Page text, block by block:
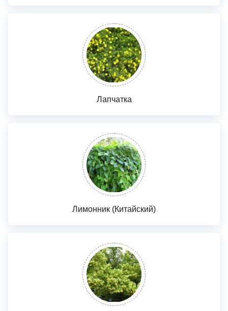
Лапчатка
Лимонник (Китайский)